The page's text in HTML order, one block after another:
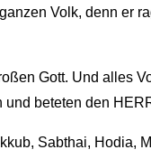
Volk, denn er
Gott. Und alles
beteten den
Sabthai, Hodia,